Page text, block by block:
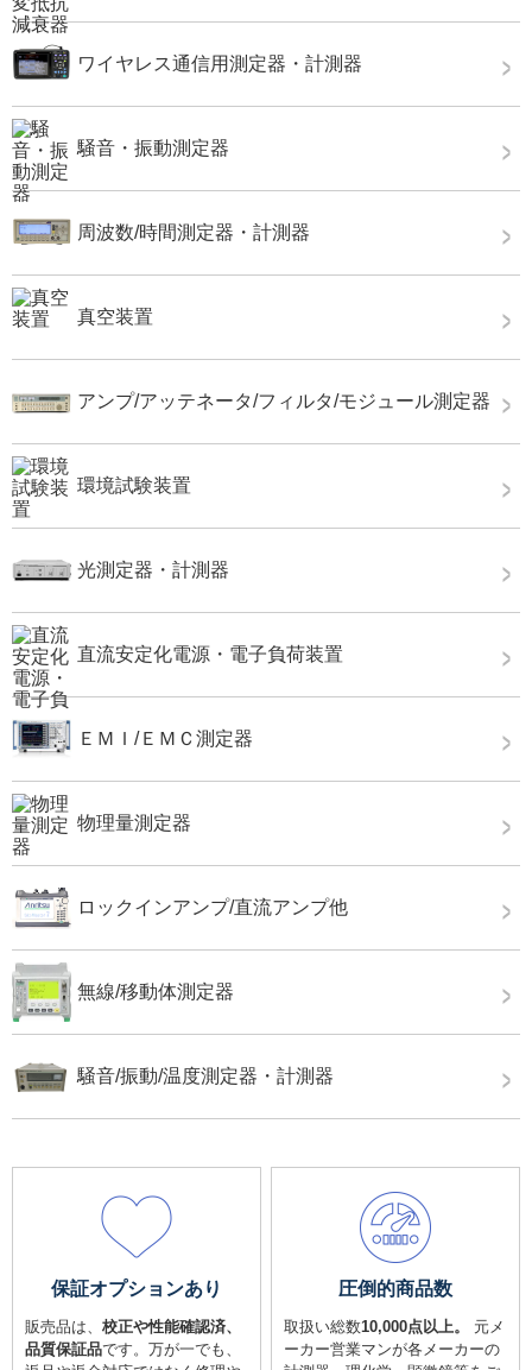
ワイヤレス通信用測定器・計測器
騒音・振動測定器
周波数/時間測定器・計測器
真空装置
アンプ/アッテネータ/フィルタ/モジュール測定器
環境試験装置
光測定器・計測器
直流安定化電源・電子負荷装置
ＥＭＩ/ＥＭＣ測定器
物理量測定器
ロックインアンプ/直流アンプ他
無線/移動体測定器
騒音/振動/温度測定器・計測器
保証オプションあり
販売品は、 校正や性能確認済、
品質保証品です。万が一でも、
圧倒的商品数
取扱い総数10,000点以上。
元メ
ーカー営業マンが各メーカーの